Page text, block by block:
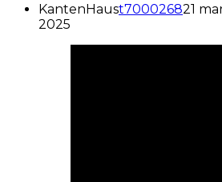
KantenHaust700026821
2025